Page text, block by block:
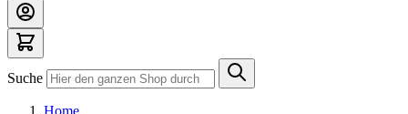
Suche
Home